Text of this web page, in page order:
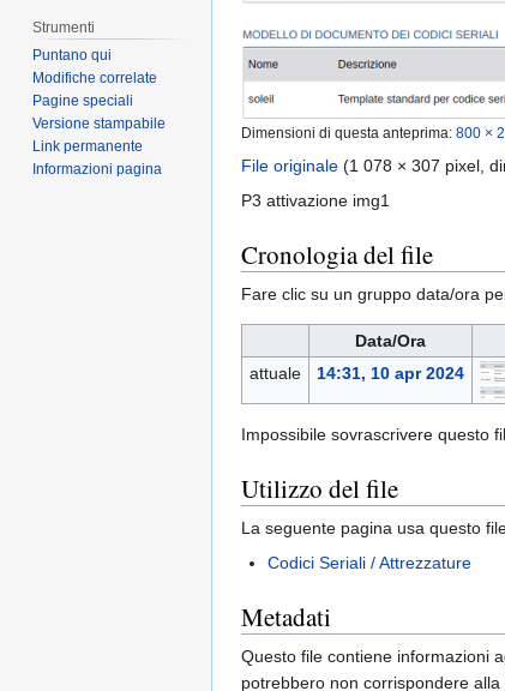
Dimensioni di questa anteprima: 800 ×
File originale (1 078 × 307 pixel,
P3 attivazione img1
Cronologia del file
Fare clic su un gruppo data/ora
Data/Ora
attuale
14:31, 10 apr 2024
Impossibile sovrascrivere questo
Utilizzo del file
La seguente pagina usa questo
Codici Seriali / Attrezzature
Metadati
Questo file contiene informazioni
potrebbero non corrispondere alla
Strumenti
Puntano qui
Modifiche correlate
Pagine speciali
Versione stampabile
Link permanente
Informazioni pagina